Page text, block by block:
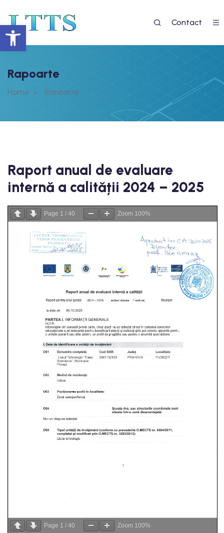
Deschide bara de unelte Contact
Rapoarte
Home Rapoarte
Raport anual de evaluare
internă a calității 2024 – 2025
Page 1 / 40 Zoom 100%
Page 1 / 40 Zoom 100%